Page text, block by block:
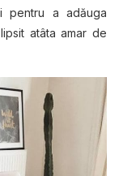
a adăuga
atâta amar de